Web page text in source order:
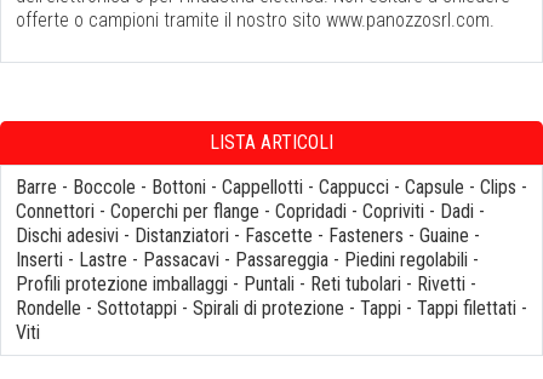
offerte o campioni tramite il nostro sito www.panozzosrl.com.
LISTA ARTICOLI
Barre - Boccole - Bottoni - Cappellotti - Cappucci - Capsule - Clips -
Connettori - Coperchi per flange - Copridadi - Copriviti - Dadi -
Dischi adesivi - Distanziatori - Fascette - Fasteners - Guaine -
Inserti - Lastre - Passacavi - Passareggia - Piedini regolabili -
Profili protezione imballaggi - Puntali - Reti tubolari - Rivetti -
Rondelle - Sottotappi - Spirali di protezione - Tappi - Tappi filettati -
Viti